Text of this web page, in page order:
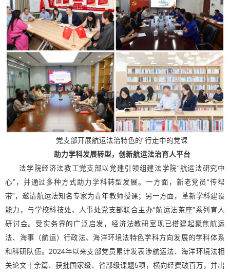
党支部开展航运法治特色的“行走中的党课
助力学科发展转型，创新航运法治育人平台
法学院经济法教工党支部以党建引领组建法学院“航运法研究中
心”，并通过多种方式助力学科转型发展。一方面，新老党员“传帮
带”，邀请航运法知名专家为青年教师授课；另一方面，革新学科建设
能力，与学校科技处、人事处党支部联合主办“航运法茶座”系列育人
研讨会。受实务界的广泛启发，经济法教研室现已搭建起聚焦航运
法、海事（航运）行政法、海洋环境法特色学科方向发展的学科体系
和科研队伍。2024年以来支部党员累计发表涉航运法、海洋环境法相
关论文十余篇、获批国家级、省部级课题5项，横向经费破百万，并出